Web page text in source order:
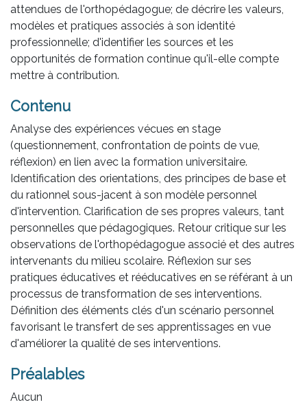
attendues de l'orthopédagogue; de décrire les valeurs,
modèles et pratiques associés à son identité
professionnelle; d'identifier les sources et les
opportunités de formation continue qu'il-elle compte
mettre à contribution.
Contenu
Analyse des expériences vécues en stage
(questionnement, confrontation de points de vue,
réflexion) en lien avec la formation universitaire.
Identification des orientations, des principes de base et
du rationnel sous-jacent à son modèle personnel
d'intervention. Clarification de ses propres valeurs, tant
personnelles que pédagogiques. Retour critique sur les
observations de l'orthopédagogue associé et des autres
intervenants du milieu scolaire. Réflexion sur ses
pratiques éducatives et rééducatives en se référant à un
processus de transformation de ses interventions.
Définition des éléments clés d'un scénario personnel
favorisant le transfert de ses apprentissages en vue
d'améliorer la qualité de ses interventions.
Préalables
Aucun